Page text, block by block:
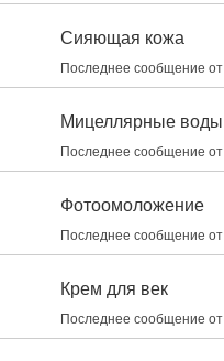
Сияющая кожа
Последнее сообщение от
Мицеллярные воды
Последнее сообщение от
Фотоомоложение
Последнее сообщение от
Крем для век
Последнее сообщение от